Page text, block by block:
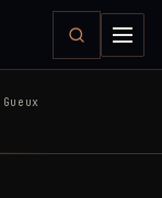
Gueux